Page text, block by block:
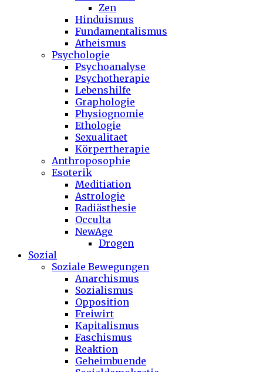
Zen
Hinduismus
Fundamentalismus
Atheismus
Psychologie
Psychoanalyse
Psychotherapie
Lebenshilfe
Graphologie
Physiognomie
Ethologie
Sexualitaet
Körpertherapie
Anthroposophie
Esoterik
Meditiation
Astrologie
Radiästhesie
Occulta
NewAge
Drogen
Sozial
Soziale Bewegungen
Anarchismus
Sozialismus
Opposition
Freiwirt
Kapitalismus
Faschismus
Reaktion
Geheimbuende